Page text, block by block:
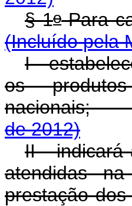
§ 1oPara
(Incluído pela
I -
os
de 2012)
II - indicará
atendidas